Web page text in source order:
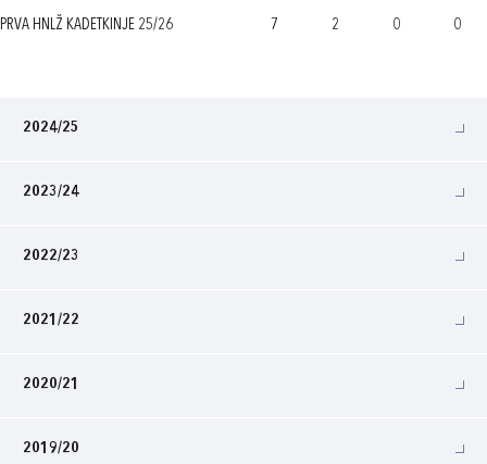
PRVA HNLŽ KADETKINJE 25/26 7 2 0 0
2024/25
2023/24
2022/23
2021/22
2020/21
2019/20